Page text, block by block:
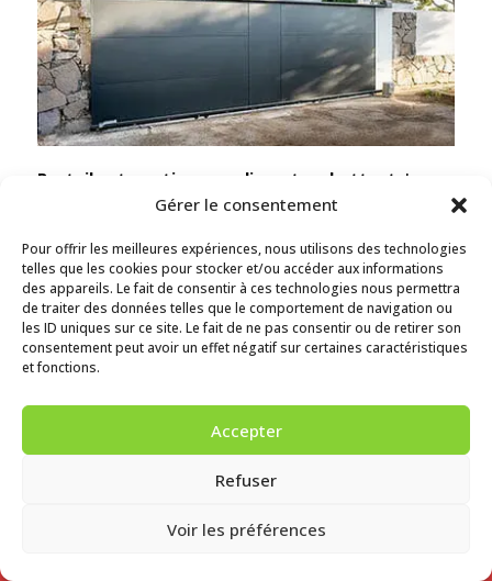
Gérer le consentement
Pour offrir les meilleures expériences, nous utilisons des technologies
telles que les cookies pour stocker et/ou accéder aux informations
des appareils. Le fait de consentir à ces technologies nous permettra
de traiter des données telles que le comportement de navigation ou
les ID uniques sur ce site. Le fait de ne pas consentir ou de retirer son
consentement peut avoir un effet négatif sur certaines caractéristiques
et fonctions.
Accepter
Refuser
Voir les préférences
Portail automatique, coulissant ou battant . Les
experts Axoma installent, motorisent ou remplacent
Clôtur
e